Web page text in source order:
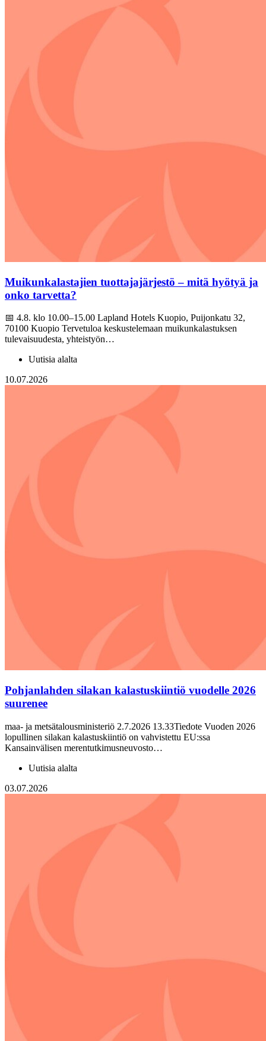
Muikunkalastajien tuottajajärjestö – mitä hyötyä ja
onko tarvetta?
📅 4.8. klo 10.00–15.00 Lapland Hotels Kuopio, Puijonkatu 32,
70100 Kuopio Tervetuloa keskustelemaan muikunkalastuksen
tulevaisuudesta, yhteistyön…
Uutisia alalta
10.07.2026
Pohjanlahden silakan kalastuskiintiö vuodelle 2026
suurenee
maa- ja metsätalousministeriö 2.7.2026 13.33Tiedote Vuoden 2026
lopullinen silakan kalastuskiintiö on vahvistettu EU:ssa
Kansainvälisen merentutkimusneuvosto…
Uutisia alalta
03.07.2026